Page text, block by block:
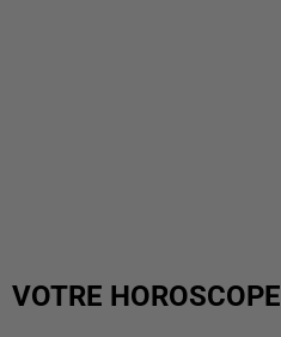
VOTRE HOROSCOPE